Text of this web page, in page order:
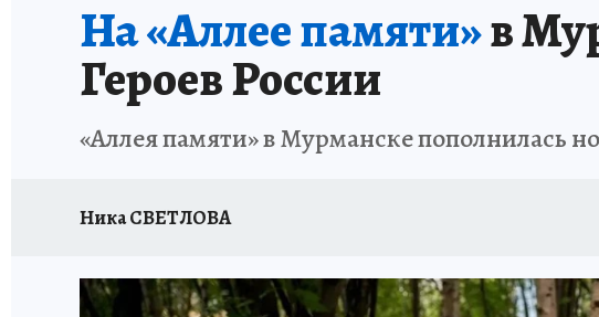
ЗАПОВЕДНАЯ РОССИЯ ПРОИСШЕСТВИЯ АФИША
На «Аллее памяти»в
Героев России
«Аллея памяти» в Мурманске пополнилась
Ника СВЕТЛОВА